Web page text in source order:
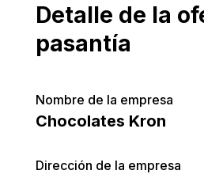
Detalle de la
pasantía
Nombre de la empresa
Chocolates Kron
Dirección de la empresa